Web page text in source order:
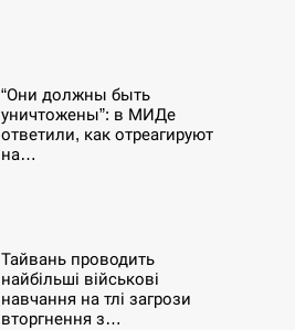
“Они должны быть
уничтожены”: в МИДе
ответили, как отреагируют
на…
Тайвань проводить
найбільші військові
навчання на тлі загрози
вторгнення з…